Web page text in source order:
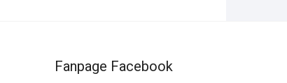
Fanpage Facebook